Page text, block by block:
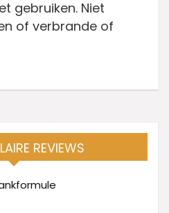
gebruiken. Niet
of verbrande of
REVIEWS